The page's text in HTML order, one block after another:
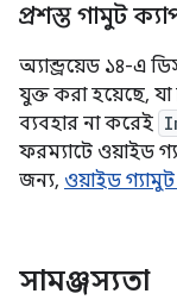
প্রশস্ত গামুট
অ্যান্ড্রয়েড ১৪-এ
যুক্ত করা হয়েছে,
ব্যবহার না করেই
ফরম্যাটে ওয়াইড
জন্য, ওয়াইড
সামঞ্জস্যতা